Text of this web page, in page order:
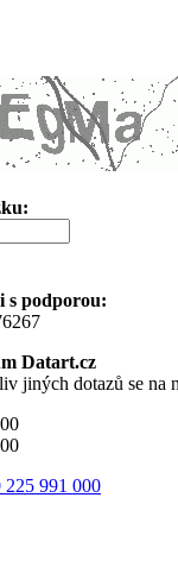
s podporou:
Datart.cz
jiných dotazů se na
225 991 000